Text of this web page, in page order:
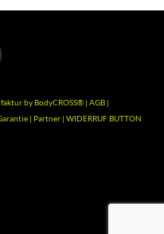
by BodyCROSS® | AGB |
| Partner | WIDERRUF BUTTON